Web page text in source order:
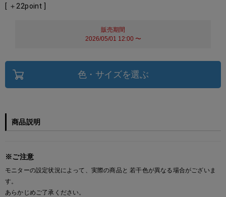
[ ＋ 22point ]
販売期間
2026/05/01 12:00 〜
色・サイズを選ぶ
商品説明
※ご注意
モニターの設定状況によって、実際の商品と 若干色が異なる場合がございま
す。
あらかじめご了承ください。